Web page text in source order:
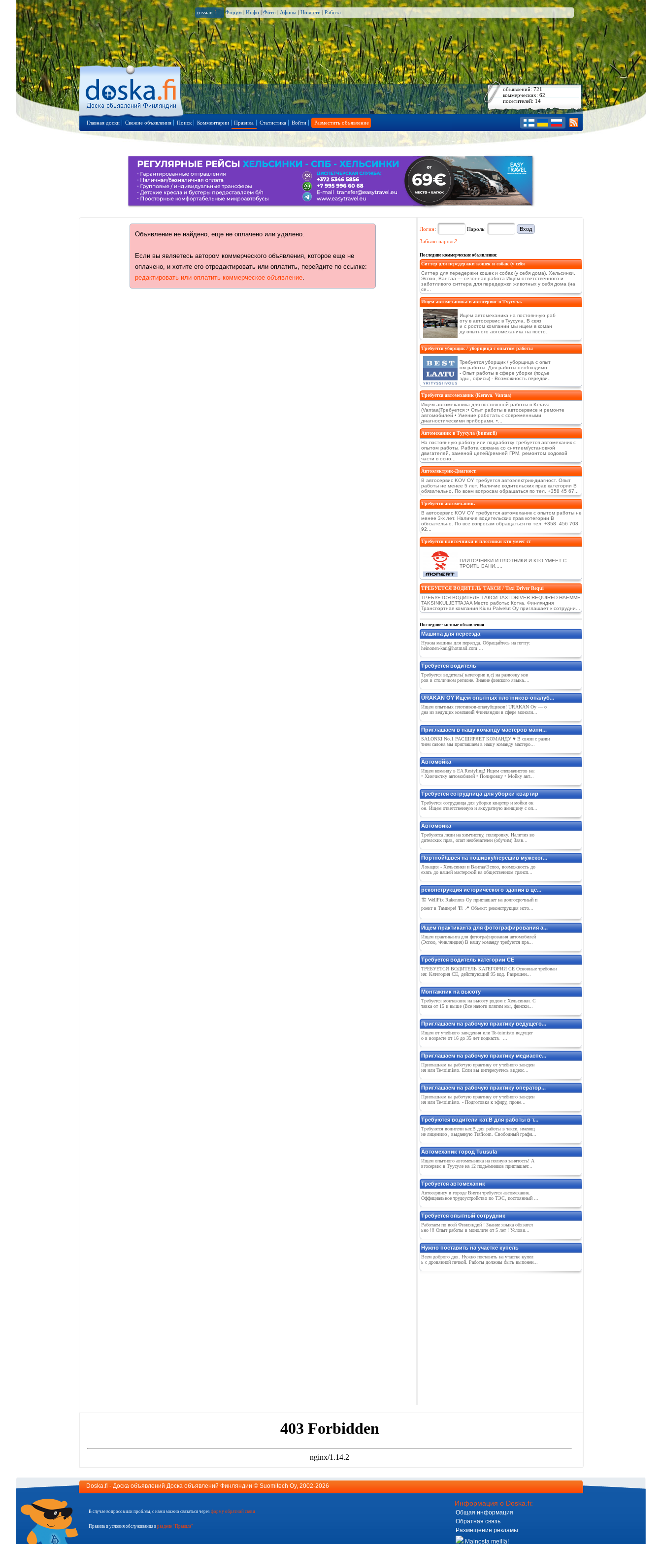
russian .fi Форум | Инфо | Фото | Афиша | Новости | Работа
объявлений: 721
коммерческих: 62
посетителей: 14
Главная доски Свежие объявления Поиск Комментарии Правила Статистика Войти Разместить объявление
Объявление не найдено, еще не оплачено или удалено.
Если вы являетесь автором коммерческого объявления, которое еще не
оплачено, и хотите его отредактировать или оплатить, перейдите по ссылке:
редактировать или оплатить коммерческое объявление.
Логин: Пароль:
Забыли пароль?
Последние коммерческие объявления:
Ситтер для передержки кошек и собак (у себя
Ситтер для передержки кошек и собак (у себя дома), Хельсинки,
Эспоо, Вантаа — сезонная работа Ищем ответственного и
заботливого ситтера для передержки животных у себя дома (на
се...
Ищем автомеханика в автосервис в Туусула.
Ищем автомеханика на постоянную раб
оту в автосервис в Туусула. В связ
и с ростом компании мы ищем в коман
ду опытного автомеханика на посто..
Требуется уборщик / уборщица с опытом работы
Требуется уборщик / уборщица с опыт
ом работы. Для работы необходимо:
- Опыт работы в сфере уборки (подъе
зды , офисы) - Возможность передви..
Требуется автомеханик (Kerava, Vantaa)
Ищем автомеханика для постоянной работы в Kerava
(Vantaa)Требуется :• Опыт работы в автосервисе и ремонте
автомобилей • Умение работать с современными
диагностическими приборами. •...
Автомеханик в Туусула (bumer.fi)
На постоянную работу или подработку требуется автомеханик с
опытом работы. Работа связана со снятием/установкой
двигателей, заменой цепей/ремней ГРМ, ремонтом ходовой
части в осно...
Автоэлектрик-Диагност.
В автосервис KOV OY требуется автоэлектрик-диагност. Опыт
работы не менее 5 лет. Наличие водительских прав категории В
обязательно. По всем вопросам обращаться по тел. +358 45 67...
Требуется автомеханик.
В автосервис KOV OY требуется автомеханик с опытом работы не
менее 3-х лет. Наличие водительских прав котегории В
обязательно. По все вопросам обращаться по тел: +358 456 708
92...
Требуется плиточники и плотники кто умеет ст
ПЛИТОЧНИКИ И ПЛОТНИКИ И КТО УМЕЕТ С
ТРОИТЬ БАНИ.....
ТРЕБУЕТСЯ ВОДИТЕЛЬ ТАКСИ / Taxi Driver Requi
ТРЕБУЕТСЯ ВОДИТЕЛЬ ТАКСИ TAXI DRIVER REQUIRED HAEMME
TAKSINKULJETTAJAA Место работы: Котка, Финляндия
Транспортная компания Kiuru Palvelut Oy приглашает к сотрудни...
Последние частные объявления:
Машина для переезда
Нужна машина для переезда. Обращайтесь на почту:
heinonen-kari@hotmail.com ...
Требуется водитель
Требуется водитель( категории в,с) на развозку ков
ров в столичном регионе. Знание финского языка....
URAKAN OY Ищем опытных плотников-опалуб...
Ищем опытных плотников-опалубщиков! URAKAN Oy — о
дна из ведущих компаний Финляндии в сфере моноли...
Приглашаем в нашу команду мастеров мани...
SALONKI No.1 РАСШИРЯЕТ КОМАНДУ ♥️ В связи с разви
тием салона мы приглашаем в нашу команду мастеро...
Автомойка
Ищем команду в EA Restyling! Ищем специалистов на:
• Химчистку автомобилей • Полировку • Мойку авт...
Требуется сотрудница для уборки квартир
Требуется сотрудница для уборки квартир и мойки ок
он. Ищем ответственную и аккуратную женщину с оп...
Автомоика
Трeбуютса люди на xимчистку, полировку. Наличиэ во
дитeлскиx прав, опит нeобeзатeлeн (обучим) Заяв...
Портной/швея на пошивку/перешив мужског...
Локация - Хельсинки и Вантаа/Эспоо, возможность до
ехать до вашей мастерской на общественном трансп...
реконструкция исторического здания в це...
🏗 WellFix Rakennus Oy приглашает на долгосрочный п
роект в Тампере! 🏗 📍 Объект: реконструкция исто...
Ищем практиканта для фотографирования а...
Ищем практиканта для фотографирования автомобилей
(Эспоо, Финляндия) В нашу команду требуется пра...
Требуется водитель категории СЕ
ТРЕБУЕТСЯ ВОДИТЕЛЬ КАТЕГОРИИ СЕ Основные требован
ия: Категория CE, действующий 95 код. Разрешен...
Монтажник на высоту
Требуется монтажник на высоту рядом с Хельсинки. С
тавка от 15 и выше (Все налоги платим мы, фински...
Приглашаем на рабочую практику ведущего...
Ищем от учебного заведения или Te-toimisto ведущег
о в возрасте от 16 до З5 лет подкаста. ...
Приглашаем на рабочую практику медиаспе...
Приглашаем на рабочую практику от учебного заведен
ия или Te-toimisto. Если вы интересуетесь видеос...
Приглашаем на рабочую практику оператор...
Приглашаем на рабочую практику от учебного заведен
ия или Te-toimisto. - Подготовка к эфиру, прове...
Требуются водители кат.В для работы в т...
Требуются водители кат.В для работы в такси, имеющ
ие лицензию , выданную Traficom. Свободный графи...
Автомеханик город Tuusula
Ищем опытного автомеханика на полную занятость! А
втосервис в Туусуле на 12 подъёмников приглашает...
Требуется автомеханик
Автосервису в городе Вихти требуется автомеханик.
Оффициальное трудоустройство по ТЭС, постоянный ...
Требуется опытный сотрудник
Работаем по всей Финляндий ! Знание языка обязател
ьно !!! Опыт работы в монолите от 5 лет ! Услови...
Нужно поставить на участке купель
Всем доброго дня. Нужно поставить на участке купел
ь с дровянной печкой. Работы должны быть выпонен...
Doska.fi - Доска объявлений Доска объявлений Финляндии © Suomitech Oy, 2002-2026
В случае вопросов или проблем, с нами можно связаться через форму обратной связи
Правила и условия обслуживания в разделе "Правила"
Информация о Doska.fi:
Общая информация
Обратная связь
Размещение рекламы
Mainosta meillä!